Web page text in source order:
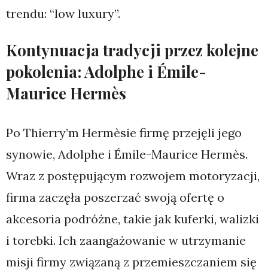
trendu: “low luxury”.
Kontynuacja tradycji przez kolejne
pokolenia: Adolphe i Émile-
Maurice Hermès
Po Thierry’m Hermèsie firmę przejęli jego
synowie, Adolphe i Émile-Maurice Hermès.
Wraz z postępującym rozwojem motoryzacji,
firma zaczęła poszerzać swoją ofertę o
akcesoria podróżne, takie jak kuferki, walizki
i torebki. Ich zaangażowanie w utrzymanie
misji firmy związaną z przemieszczaniem się